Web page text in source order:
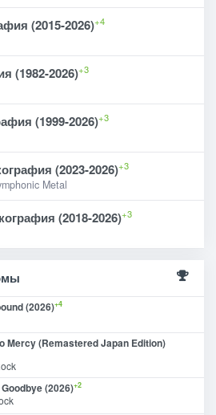
(2015-2026)+4
(1982-2026)+3
(1999-2026)+3
(2023-2026)+3
Metal
(2018-2026)+3
(2026)+4
Mercy (Remastered Japan Edition)
(2026)+2